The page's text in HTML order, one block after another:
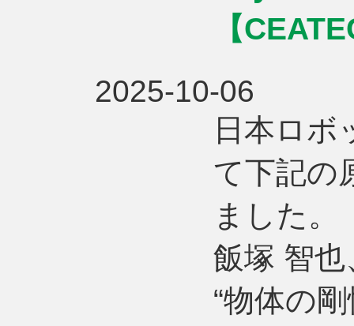
【
2025-10-06
日本ロボ
て下記の
ました。
飯塚 智
“物体の